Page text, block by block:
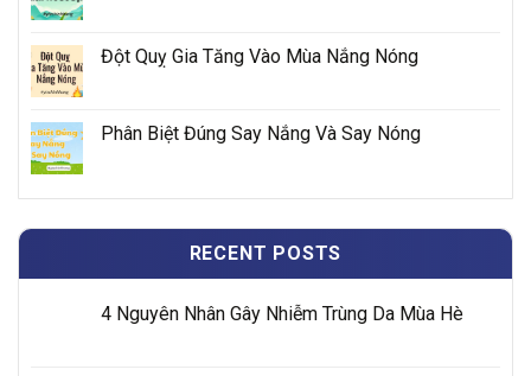
Đột Quỵ Gia Tăng Vào Mùa Nắng Nóng
Phân Biệt Đúng Say Nắng Và Say Nóng
RECENT POSTS
4 Nguyên Nhân Gây Nhiễm Trùng Da Mùa Hè